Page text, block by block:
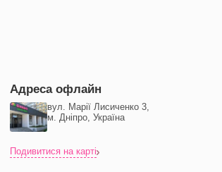
Адреса офлайн
вул. Марії Лисиченко 3,
м. Дніпро, Україна
Подивитися на карті